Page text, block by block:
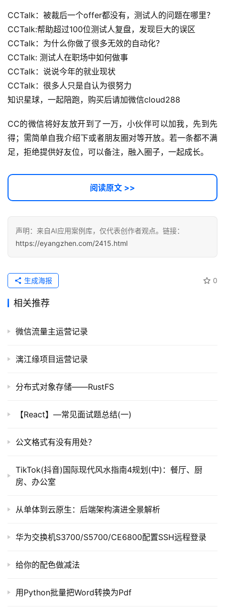
CCTalk：被裁后一个offer都没有，测试人的问题在哪里？
CCTalk:帮助超过100位测试人复盘，发现巨大的误区
CCTalk：为什么你做了很多无效的自动化？
CCTalk: 测试人在职场中如何做事
CCTalk：说说今年的就业现状
CCTalk：很多人只是自认为很努力
知识星球，一起陪跑，购买后请加微信cloud288
CC的微信将好友放开到了一万，小伙伴可以加我，先到先
得；需简单自我介绍下或者朋友圈对等开放。若一条都不满
足，拒绝提供好友位，可以备注，融入圈子，一起成长。
阅读原文 >>
声明：来自AI应用案例库，仅代表创作者观点。链接：
https://eyangzhen.com/2415.html
0
生成海报
相关推荐
微信流量主运营记录
漓江缘项目运营记录
分布式对象存储——RustFS
【React】—常见面试题总结(一)
公文格式有没有用处？
TikTok(抖音)国际现代风水指南4规划(中)：餐厅、厨
房、办公室
从单体到云原生：后端架构演进全景解析
华为交换机S3700/S5700/CE6800配置SSH远程登录
给你的配色做减法
用Python批量把Word转换为Pdf